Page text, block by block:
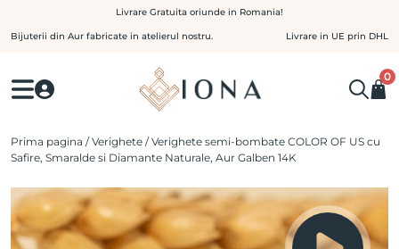
to
Livrare Gratuita oriunde in Romania!
Bijuterii din Aur fabricate in atelierul nostru. Livrare in UE prin DHL
0
Prima pagina /Verighete / Verighete semi-bombate COLOR OF US cu
Safire, Smaralde si Diamante Naturale, Aur Galben 14K